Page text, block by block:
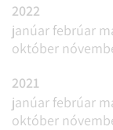
2022
janúar febrúar
október
2021
janúar febrúar
október